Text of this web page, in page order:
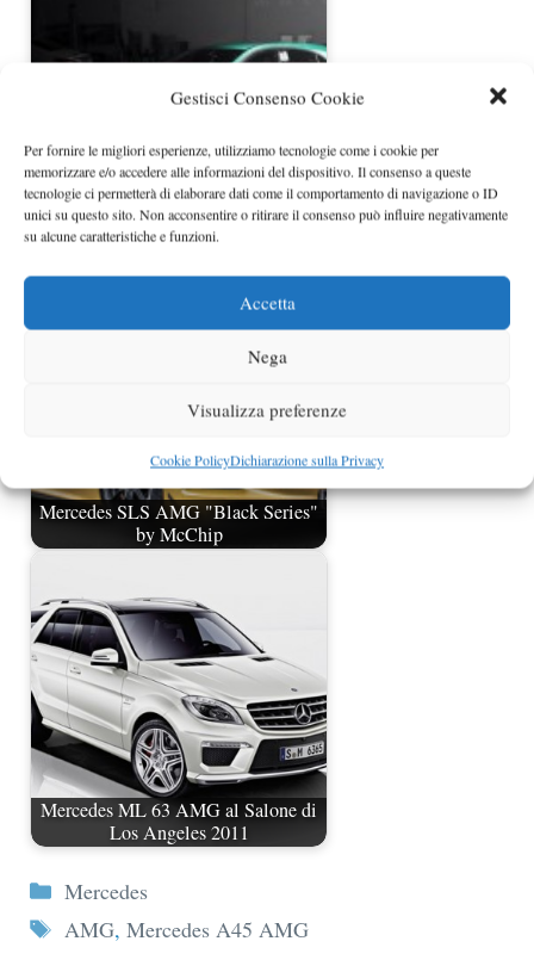
Gestisci Consenso Cookie
Per fornire le migliori esperienze, utilizziamo tecnologie come i cookie per
memorizzare e/o accedere alle informazioni del dispositivo. Il consenso a queste
tecnologie ci permetterà di elaborare dati come il comportamento di navigazione o ID
unici su questo sito. Non acconsentire o ritirare il consenso può influire negativamente
su alcune caratteristiche e funzioni.
Accetta
Nega
Visualizza preferenze
Cookie PolicyDichiarazione sulla Privacy
Mercedes A45 AMG tuning GAD
Motors
Mercedes SLS AMG "Black Series"
by McChip
Mercedes ML 63 AMG al Salone di
Los Angeles 2011
Categorie
Mercedes
Tag
AMG, Mercedes A45 AMG